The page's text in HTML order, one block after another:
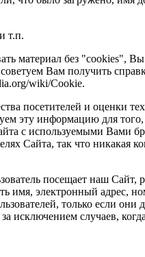
т.п.
материал без "cookies",
Вам получить
wiki/Cookie.
посетителей и оценки
эту информацию для
с используемыми Вами
Сайта, так что никакая
посещает наш Сайт,
имя, электронный адрес,
только если они
исключением случаев,